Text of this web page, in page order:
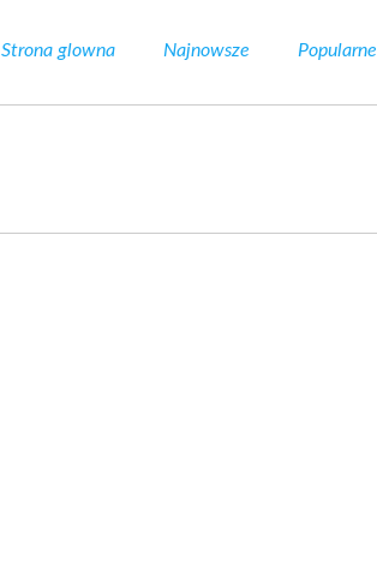
Strona glowna Najnowsze Popularne